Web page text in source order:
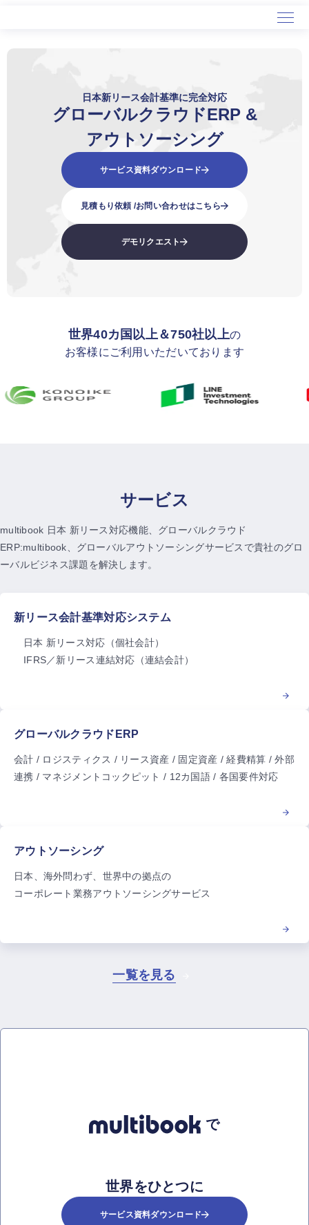
導入事例
日本新リース会計基準に完全対応
グローバルクラウドERP &
アウトソーシング
サービス資料ダウンロード
見積もり依頼 /お問い合わせはこちら
デモリクエスト
世界40カ国以上＆750社以上の
お客様にご利用いただいております
サービス
multibook 日本 新リース対応機能、グローバルクラウド
ERP:multibook、 グローバルアウトソーシングサービスで貴社のグロ
ーバルビジネス課題を解決します。
新リース会計基準対応システム
日本 新リース対応（個社会計）
IFRS／新リース連結対応（連結会計）
グローバルクラウドERP
会計 / ロジスティクス / リース資産 / 固定資産 / 経費精算 / 外部
連携 / マネジメントコックピット / 12カ国語 / 各国要件対応
アウトソーシング
日本、海外問わず、世界中の拠点の
コーポレート業務アウトソーシングサービス
一覧を見る
で
世界をひとつに
サービス資料ダウンロード